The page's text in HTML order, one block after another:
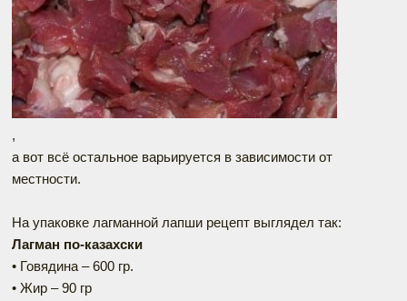
,
а вот всё остальное варьируется в зависимости от
местности.
На упаковке лагманной лапши рецепт выглядел так:
Лагман по-казахски
• Говядина – 600 гр.
• Жир – 90 гр